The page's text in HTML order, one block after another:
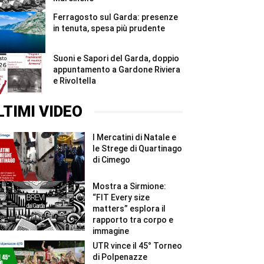
Ferragosto sul Garda: presenze
in tenuta, spesa più prudente
Suoni e Sapori del Garda, doppio
appuntamento a Gardone Riviera
e Rivoltella
VIDEO
I Mercatini di Natale e
le Strege di Quartinago
di Cimego
Mostra a Sirmione:
“FIT Every size
matters” esplora il
rapporto tra corpo e
immagine
UTR vince il 45° Torneo
di Polpenazze